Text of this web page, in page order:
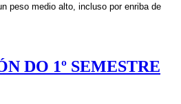
peso medio alto, incluso por enriba de
DO 1º SEMESTRE